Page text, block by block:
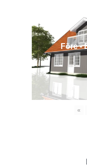
Före -
«